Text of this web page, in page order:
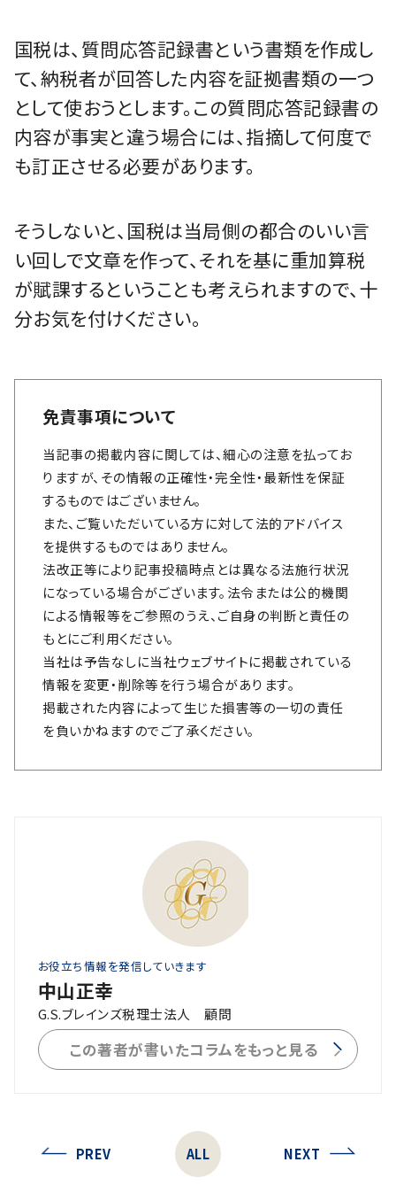
国税は、質問応答記録書という書類を作成し
て、納税者が回答した内容を証拠書類の一つ
として使おうとします。この質問応答記録書の
内容が事実と違う場合には、指摘して何度で
も訂正させる必要があります。
そうしないと、国税は当局側の都合のいい言
い回しで文章を作って、それを基に重加算税
が賦課するということも考えられますので、十
分お気を付けください。
免責事項について
当記事の掲載内容に関しては、細心の注意を払ってお
りますが、その情報の正確性・完全性・最新性を保証
するものではございません。
また、ご覧いただいている方に対して法的アドバイス
を提供するものではありません。
法改正等により記事投稿時点とは異なる法施行状況
になっている場合がございます。法令または公的機関
による情報等をご参照のうえ、ご自身の判断と責任の
もとにご利用ください。
当社は予告なしに当社ウェブサイトに掲載されている
情報を変更・削除等を行う場合があります。
掲載された内容によって生じた損害等の一切の責任
を負いかねますのでご了承ください。
お役立ち情報を発信していきます
中山正幸
G.S.ブレインズ税理士法人 顧問
この著者が書いたコラムをもっと見る
PREV ALL NEXT